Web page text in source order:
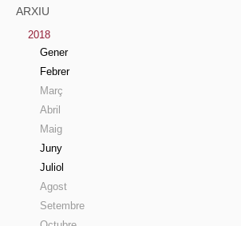
ARXIU
2018
Gener
Febrer
Març
Abril
Maig
Juny
Juliol
Agost
Setembre